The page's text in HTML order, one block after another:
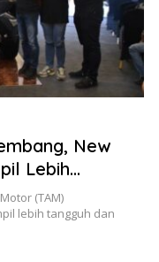
New
Lebih
(TAM)
lebih tangguh dan